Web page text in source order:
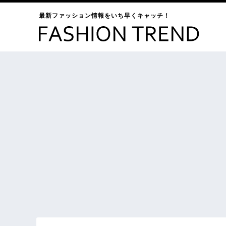
最新ファッション情報をいち早くキャッチ！